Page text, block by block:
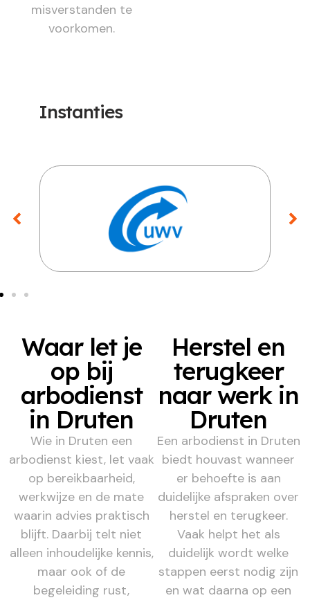
misverstanden te
voorkomen.
Instanties
Waar let je
op bij
arbodienst
in Druten
Wie in Druten een
arbodienst kiest, let vaak
op bereikbaarheid,
werkwijze en de mate
waarin advies praktisch
blijft. Daarbij telt niet
alleen inhoudelijke kennis,
maar ook of de
begeleiding rust,
Herstel en
terugkeer
naar werk in
Druten
Een arbodienst in Druten
biedt houvast wanneer
er behoefte is aan
duidelijke afspraken over
herstel en terugkeer.
Vaak helpt het als
duidelijk wordt welke
stappen eerst nodig zijn
en wat daarna op een